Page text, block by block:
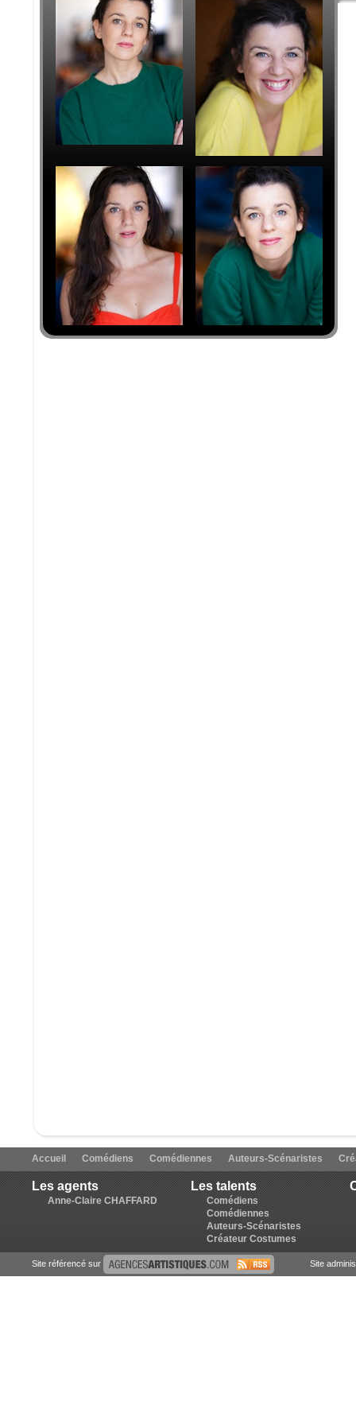
Accueil Comédiens Comédiennes Auteurs-Scénaristes
Les agents
Anne-Claire CHAFFARD
Les talents
Comédiens
Comédiennes
Auteurs-Scénaristes
Créateur Costumes
Site référencé sur Site